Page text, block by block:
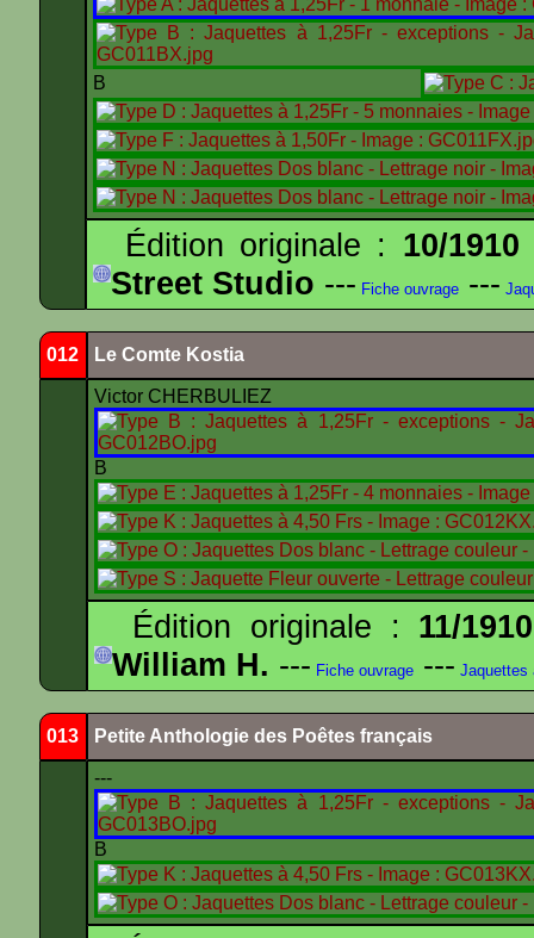
B
Édition originale : 10/1910
Street Studio --- Fiche ouvrage ---
012 Le Comte Kostia
Victor CHERBULIEZ
B
Édition originale : 11/1910
William H. --- Fiche ouvrage --- Jaquettes
013 Petite Anthologie des Poêtes français
---
B